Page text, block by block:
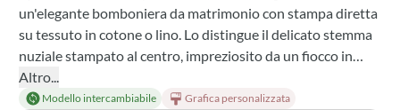
un'elegante bomboniera da matrimonio con stampa diretta
su tessuto in cotone o lino. Lo distingue il delicato stemma
nuziale stampato al centro, impreziosito da un fiocco in
tinta e tulle bianco. Puoi scegliere tra diverse profumazioni
interne, colori di nastro e confetti, oltre a varianti di
Altro...
Modello intercambiabile Grafica personalizzata